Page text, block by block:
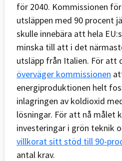
för 2040. Kommissionen
utsläppen med 90 procent
skulle innebära att hela
minska till att i det
utsläpp från Italien. För att
överväger kommissionen
energiproduktionen helt
inlagringen av koldioxid
lösningar. För att nå målet
investeringar i grön teknik
villkorat sitt stöd till 90-
antal krav.